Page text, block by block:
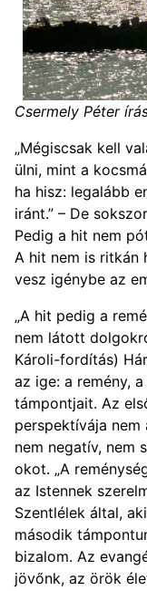
Csermely Péter
„Mégiscsak kell
ülni, mint a
ha hisz: legalább
iránt.” – De
Pedig a hit nem
A hit nem is ritkán
vesz igénybe az
„A hit pedig a
nem látott
Károli-fordítás)
az ige: a remény,
támpontjait. Az
perspektívája nem
nem negatív, nem
okot. „A
az Istennek
Szentlélek által,
második
bizalom. Az
jövőnk, az örök